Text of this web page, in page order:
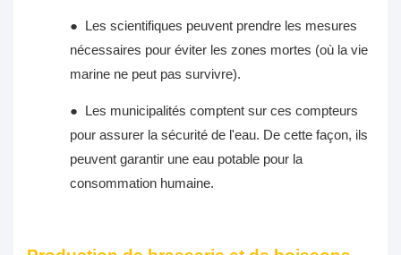
● Les scientifiques peuvent prendre les mesures
nécessaires pour éviter les zones mortes (où la vie
marine ne peut pas survivre).
● Les municipalités comptent sur ces compteurs
pour assurer la sécurité de l'eau. De cette façon, ils
peuvent garantir une eau potable pour la
consommation humaine.